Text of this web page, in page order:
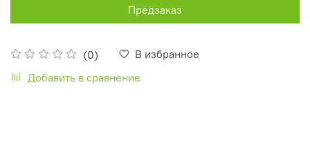
(0)
В избранное
Добавить в сравнение
Предзаказ